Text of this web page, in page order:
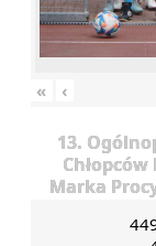
« ‹
13.
Marka